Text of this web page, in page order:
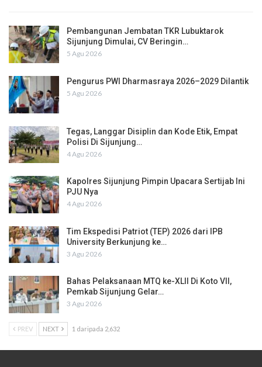
Pembangunan Jembatan TKR Lubuktarok
Sijunjung Dimulai, CV Beringin…
5 Agu 2026
Pengurus PWI Dharmasraya 2026–2029 Dilantik
5 Agu 2026
Tegas, Langgar Disiplin dan Kode Etik, Empat
Polisi Di Sijunjung…
4 Agu 2026
Kapolres Sijunjung Pimpin Upacara Sertijab Ini
PJU Nya
4 Agu 2026
Tim Ekspedisi Patriot (TEP) 2026 dari IPB
University Berkunjung ke…
3 Agu 2026
Bahas Pelaksanaan MTQ ke-XLII Di Koto VII,
Pemkab Sijunjung Gelar…
3 Agu 2026
PREV NEXT 1 daripada 2,632